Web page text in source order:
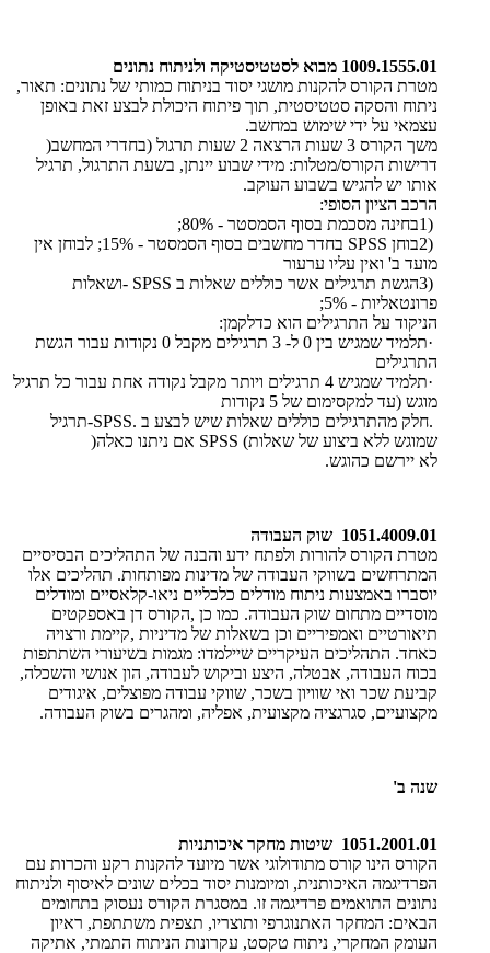
1009.1555.01 מבוא לסטטיסטיקה ולניתוח נתונים
מטרת הקורס להקנות מושגי יסוד בניתוח כמותי של נתונים: תאור,
ניתוח והסקה סטטיסטית, תוך פיתוח היכולת לבצע זאת באופן
עצמאי על ידי שימוש במחשב.
משך הקורס 3 שעות הרצאה 2 שעות תרגול (בחדרי המחשב
)
דרישות הקורס/מטלות: מידי שבוע יינתן, בשעת התרגול, תרגיל
אותו יש להגיש בשבוע העוקב.
הרכב הציון הסופי:
1)בחינה מסכמת בסוף הסמסטר - 80%
;
2)בוחן SPSS
בחדר מחשבים בסוף הסמסטר - 15%; לבוחן אין
מועד ב' ואין עליו ערעור
3)הגשת תרגילים אשר כוללים שאלות ב - SPSSושאלות
פרונטאליות - 5%
;
הניקוד על התרגילים הוא כדלקמן:
·
תלמיד שמגיש בין 0 ל- 3 תרגילים מקבל 0 נקודות עבור הגשת
התרגילים
·
תלמיד שמגיש 4 תרגילים ויותר מקבל נקודה אחת עבור כל תרגיל
מוגש (עד למקסימום של 5 נקודות
.חלק מהתרגילים כוללים שאלות שיש לבצע ב -SPSS.תרגיל
שמוגש ללא ביצוע של שאלותSPSS ( אם ניתנו כאלה)
לא יירשם כהוגש.
1051.4009.01 שוק העבודה
מטרת הקורס ​להורות ולפתח ידע והבנה של התהליכים הבסיסיים
המתרחשים בשווקי העבודה של מדינות מפותחות. תהליכים אלו
יוסברו באמצעות ניתוח מודלים כלכליים ניאו-קלאסיים ומודלים
מוסדיים מתחום שוק העבודה. כמו כן ,הקורס דן באספקטים
תיאורטיים ואמפיריים וכן בשאלות של מדיניות ,קיימת ורצויה
כאחד. התהליכים העיקריים שיילמדו: מגמות בשיעורי השתתפות
בכוח העבודה, אבטלה, היצע וביקוש לעבודה, הון אנושי והשכלה,
קביעת שכר ואי שוויון בשכר, שווקי עבודה מפוצלים, איגודים
מקצועיים, סגרגציה מקצועית, אפליה, ומהגרים בשוק העבודה.
שנה ב'
1051.2001.01 שיטות מחקר איכותניות
הקורס הינו קורס מתודולוגי אשר מיועד להקנות רקע והכרות עם
הפרדיגמה האיכותנית, ומיומנות יסוד בכלים שונים לאיסוף ולניתוח
נתונים התואמים פרדיגמה זו. במסגרת הקורס נעסוק בתחומים
הבאים: המחקר האתנוגרפי ותוצריו, תצפית משתתפת, ראיון
העומק המחקרי, ניתוח טקסט, עקרונות הניתוח התמתי, אתיקה